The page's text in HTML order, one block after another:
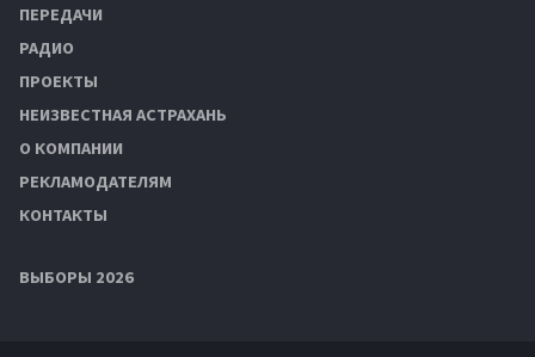
ПЕРЕДАЧИ
РАДИО
ПРОЕКТЫ
НЕИЗВЕСТНАЯ АСТРАХАНЬ
О КОМПАНИИ
РЕКЛАМОДАТЕЛЯМ
КОНТАКТЫ
ВЫБОРЫ 2026